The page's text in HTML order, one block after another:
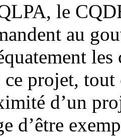
le
au
projet,
d’un
d’être